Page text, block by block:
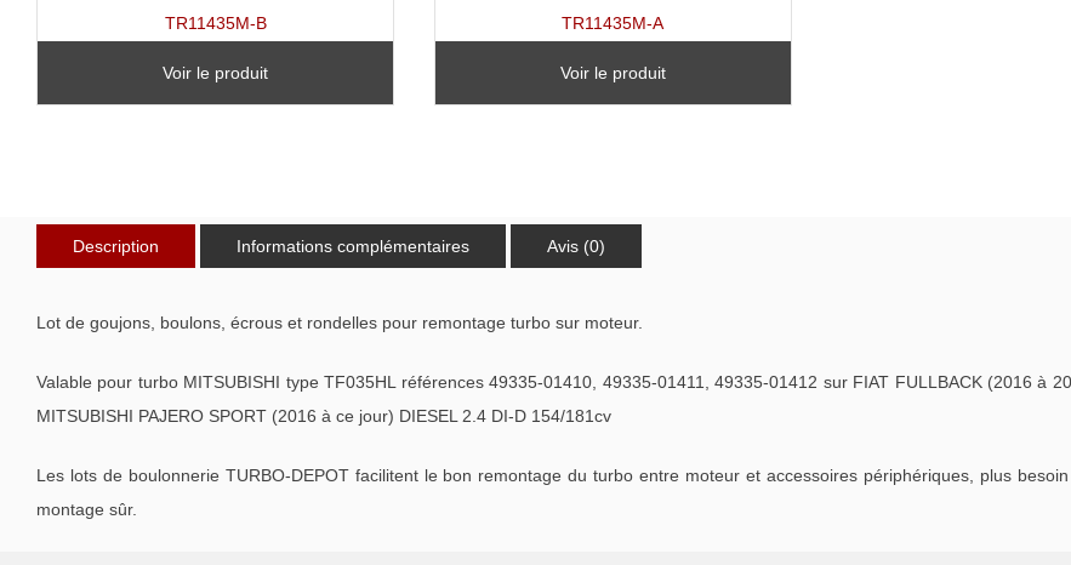
TR11435M-B
Voir le produit
TR11435M-A
Voir le produit
Description Informations complémentaires Avis (0)
Lot de goujons, boulons, écrous et rondelles pour remontage turbo sur moteur.
Valable pour turbo MITSUBISHI type TF035HL références 49335-01410, 49335-01411, 49335-01412 sur FIAT FULLBACK (2016 à
MITSUBISHI PAJERO SPORT (2016 à ce jour) DIESEL 2.4 DI-D 154/181cv
Les lots de boulonnerie TURBO-DEPOT facilitent le bon remontage du turbo entre moteur et accessoires périphériques, plus
montage sûr.